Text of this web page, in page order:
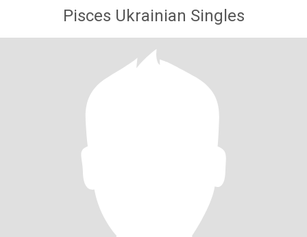
Pisces Ukrainian Singles